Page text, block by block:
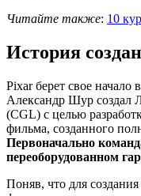
Читайте также: 10
История
Pixar берет свое начало
Александр Шур создал
(CGL) с целью
фильма, созданного
Первоначально
переоборудованном
Поняв, что для